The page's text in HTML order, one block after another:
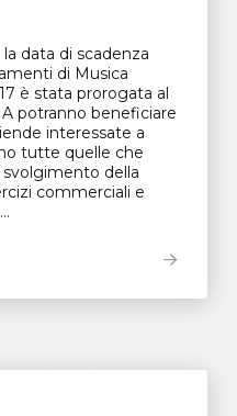
data di scadenza
di Musica
è stata prorogata al
potranno beneficiare
interessate a
tutte quelle che
della
commerciali e